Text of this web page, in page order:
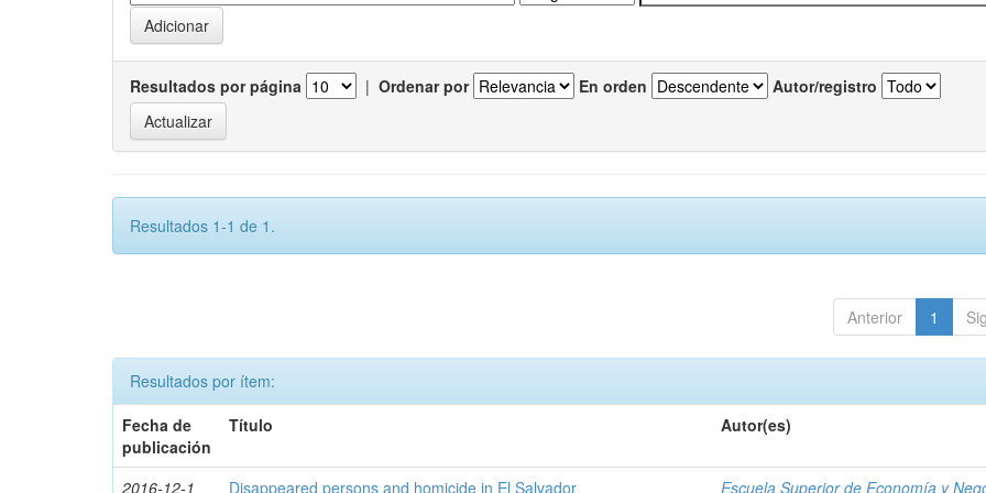
Resultados por página | Ordenar por En orden Autor/registro
Resultados 1-1 de 1.
Anterior 1
Resultados por ítem:
Fecha de
publicación
Título Autor(es)
2016-12-1 Disappeared persons and homicide in El Salvador Escuela Superior de Economía y